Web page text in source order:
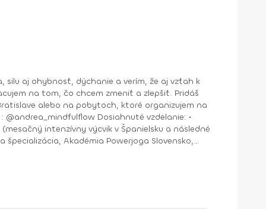
na tom, čo chcem zmeniť a zlepšiť. Pridáš